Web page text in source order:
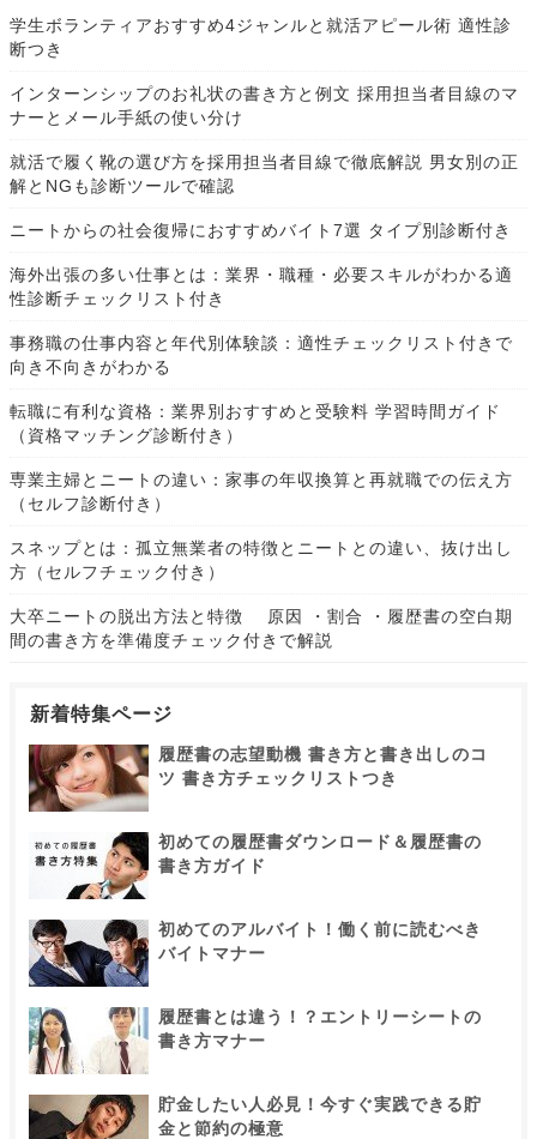
学生ボランティアおすすめ4ジャンルと就活アピール術 適性診
断つき
インターンシップのお礼状の書き方と例文 採用担当者目線のマ
ナーとメール手紙の使い分け
就活で履く靴の選び方を採用担当者目線で徹底解説 男女別の正
解とNGも診断ツールで確認
ニートからの社会復帰におすすめバイト7選 タイプ別診断付き
海外出張の多い仕事とは：業界・職種・必要スキルがわかる適
性診断チェックリスト付き
事務職の仕事内容と年代別体験談：適性チェックリスト付きで
向き不向きがわかる
転職に有利な資格：業界別おすすめと受験料 学習時間ガイド
（資格マッチング診断付き）
専業主婦とニートの違い：家事の年収換算と再就職での伝え方
（セルフ診断付き）
スネップとは：孤立無業者の特徴とニートとの違い、抜け出し
方（セルフチェック付き）
大卒ニートの脱出方法と特徴 原因 ・割合 ・履歴書の空白期
間の書き方を準備度チェック付きで解説
新着特集ページ
履歴書の志望動機 書き方と書き出しのコ
ツ 書き方チェックリストつき
初めての履歴書ダウンロード＆履歴書の
書き方ガイド
初めてのアルバイト！働く前に読むべき
バイトマナー
履歴書とは違う！？エントリーシートの
書き方マナー
貯金したい人必見！今すぐ実践できる貯
金と節約の極意